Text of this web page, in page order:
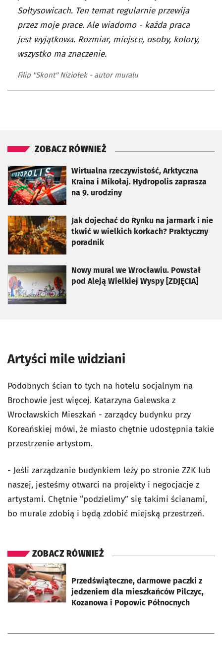
Sołtysowicach. Ten temat regularnie przewija
przez moje prace. Ale wiadomo - każda praca
jest wyjątkowa. Rozmiar, miejsce, osoby, kolory,
wszystko ma znaczenie.
Filip "Skont" Niziołek - autor muralu
ZOBACZ RÓWNIEŻ
Wirtualna rzeczywistość, Arktyczna
Kraina i Mikołaj. Hydropolis zaprasza
na 9. urodziny
otworzy się w nowej karcie
Jak dojechać do Rynku na jarmark i nie
tkwić w wielkich korkach? Praktyczny
poradnik
otworzy się w nowej karcie
Nowy mural we Wrocławiu. Powstał
pod Aleją Wielkiej Wyspy [ZDJĘCIA]
otworzy się w nowej karcie
Artyści mile widziani
Podobnych ścian to tych na hotelu socjalnym na
Brochowie jest więcej. Katarzyna Galewska z
Wrocławskich Mieszkań - zarządcy budynku przy
Koreańskiej mówi, że miasto chętnie udostępnia takie
przestrzenie artystom.
- Jeśli zarządzanie budynkiem leży po stronie ZZK lub
naszej, jesteśmy otwarci na projekty i negocjacje z
artystami. Chętnie “podzielimy” się takimi ścianami,
bo murale zdobią i będą zdobić miejską przestrzeń.
ZOBACZ RÓWNIEŻ
Przedświąteczne, darmowe paczki z
jedzeniem dla mieszkańców Pilczyc,
Kozanowa i Popowic Północnych
otworzy się w nowej karcie